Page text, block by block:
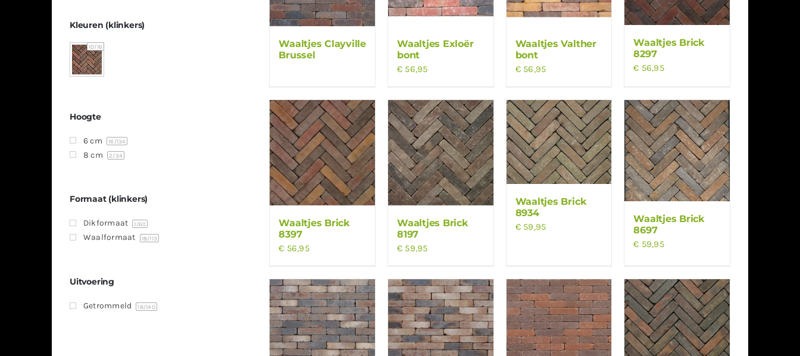
Waaltjes Clayville
Brussel
Waaltjes Exloër
bont
€ 56,95
Waaltjes Valther
bont
€56,95
Waaltjes Brick
8297
€ 56,95
Waaltjes Brick
8397
€ 56,95
Waaltjes Brick
8197
€ 59,95
Waaltjes Brick
8934
€59,95
Waaltjes Brick
8697
€ 59,95
Kleuren (klinkers)
10/16
Hoogte
6 cm 16 /134
8 cm 2/34
Formaat (klinkers)
Dikformaat 1/60
Waalformaat 18/113
Uitvoering
Getrommeld 18/140